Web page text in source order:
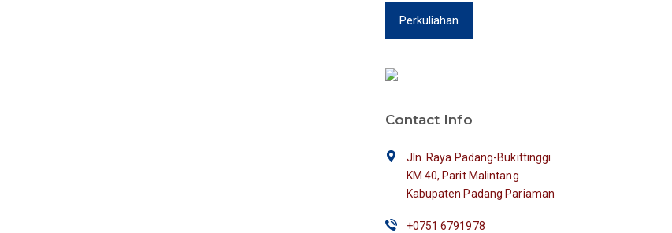
Perkuliahan
Contact Info
Jln. Raya Padang-Bukittinggi
KM.40, Parit Malintang
Kabupaten Padang Pariaman
+0751 6791978